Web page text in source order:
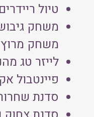
טיול
משחק
משחק
לייזר טג
פיינטבול
סדנת